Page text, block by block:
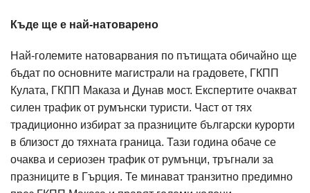
Къде ще е най-натоварено
Най-големите натоварвания по пътищата обичайно ще
бъдат по основните магистрали на градовете, ГКПП
Кулата, ГКПП Маказа и Дунав мост. Експертите очакват
силен трафик от румънски туристи. Част от тях
традиционно избират за празниците български курорти
в близост до тяхната граница. Тази година обаче се
очаква и сериозен трафик от румънци, тръгнали за
празниците в Гърция. Те минават транзитно предимно